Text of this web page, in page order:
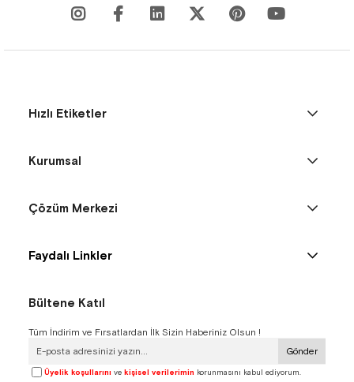
Hızlı Etiketler
Kurumsal
Çözüm Merkezi
Faydalı Linkler
Bültene Katıl
Tüm İndirim ve Fırsatlardan İlk Sizin Haberiniz Olsun !
Gönder
Üyelik koşullarını ve kişisel verilerimin korunmasını kabul ediyorum.